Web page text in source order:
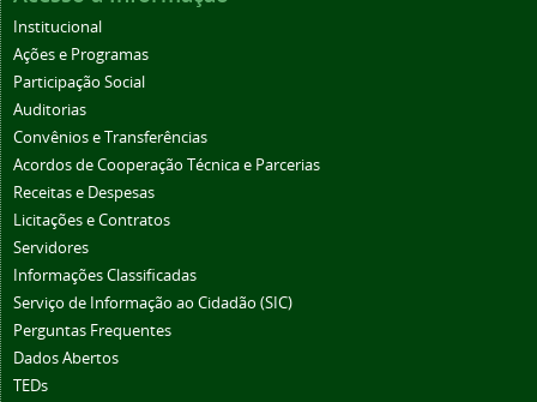
Institucional
Ações e Programas
Participação Social
Auditorias
Convênios e Transferências
Acordos de Cooperação Técnica e Parcerias
Receitas e Despesas
Licitações e Contratos
Servidores
Informações Classificadas
Serviço de Informação ao Cidadão (SIC)
Perguntas Frequentes
Dados Abertos
TEDs